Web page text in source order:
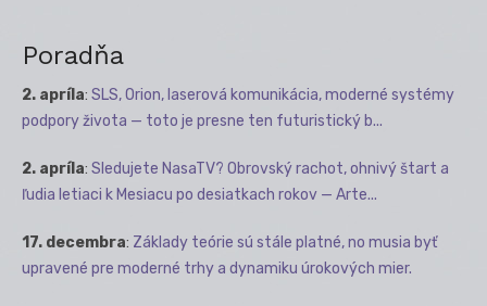
Poradňa
2. apríla: SLS, Orion, laserová komunikácia, moderné systémy
podpory života — toto je presne ten futuristický b...
2. apríla: Sledujete NasaTV? Obrovský rachot, ohnivý štart a
ľudia letiaci k Mesiacu po desiatkach rokov — Arte...
17. decembra: Základy teórie sú stále platné, no musia byť
upravené pre moderné trhy a dynamiku úrokových mier.